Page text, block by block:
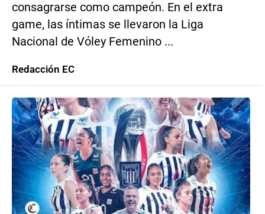
consagrarse como campeón. En el extra
game, las íntimas se llevaron la Liga
Nacional de Vóley Femenino ...
Redacción EC